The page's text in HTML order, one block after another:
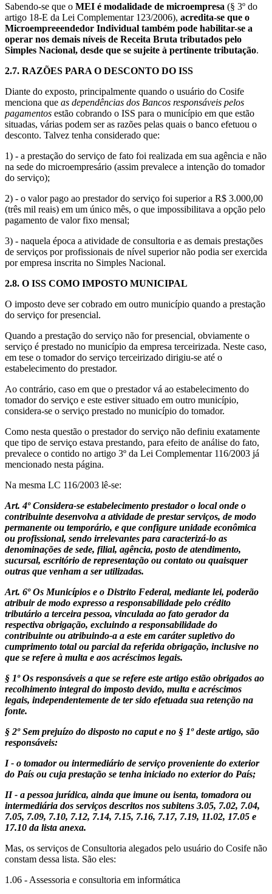
Sabendo-se que o MEI é modalidade de microempresa (§ 3º do
artigo 18-E da Lei Complementar 123/2006), acredita-se que o
Microempreeendedor Individual também pode habilitar-se a
operar nos demais níveis de Receita Bruta tributados pelo
Simples Nacional, desde que se sujeite à pertinente tributação.
2.7. RAZÕES PARA O DESCONTO DO ISS
Diante do exposto, principalmente quando o usuário do Cosife
menciona que as dependências dos Bancos responsáveis pelos
pagamentos estão cobrando o ISS para o município em que estão
situadas, várias podem ser as razões pelas quais o banco efetuou o
desconto. Talvez tenha considerado que:
1) - a prestação do serviço de fato foi realizada em sua agência e não
na sede do microempresário (assim prevalece a intenção do tomador
do serviço);
2) - o valor pago ao prestador do serviço foi superior a R$ 3.000,00
(três mil reais) em um único mês, o que impossibilitava a opção pelo
pagamento de valor fixo mensal;
3) - naquela época a atividade de consultoria e as demais prestações
de serviços por profissionais de nível superior não podia ser exercida
por empresa inscrita no Simples Nacional.
2.8. O ISS COMO IMPOSTO MUNICIPAL
O imposto deve ser cobrado em outro município quando a prestação
do serviço for presencial.
Quando a prestação do serviço não for presencial, obviamente o
serviço é prestado no município da empresa terceirizada. Neste caso,
em tese o tomador do serviço terceirizado dirigiu-se até o
estabelecimento do prestador.
Ao contrário, caso em que o prestador vá ao estabelecimento do
tomador do serviço e este estiver situado em outro município,
considera-se o serviço prestado no município do tomador.
Como nesta questão o prestador do serviço não definiu exatamente
que tipo de serviço estava prestando, para efeito de análise do fato,
prevalece o contido no artigo 3º da Lei Complementar 116/2003 já
mencionado nesta página.
Na mesma LC 116/2003 lê-se:
Art. 4º Considera-se estabelecimento prestador o local onde o
contribuinte desenvolva a atividade de prestar serviços, de modo
permanente ou temporário, e que configure unidade econômica
ou profissional, sendo irrelevantes para caracterizá-lo as
denominações de sede, filial, agência, posto de atendimento,
sucursal, escritório de representação ou contato ou quaisquer
outras que venham a ser utilizadas.
Art. 6º Os Municípios e o Distrito Federal, mediante lei, poderão
atribuir de modo expresso a responsabilidade pelo crédito
tributário a terceira pessoa, vinculada ao fato gerador da
respectiva obrigação, excluindo a responsabilidade do
contribuinte ou atribuindo-a a este em caráter supletivo do
cumprimento total ou parcial da referida obrigação, inclusive no
que se refere à multa e aos acréscimos legais.
§ 1º Os responsáveis a que se refere este artigo estão obrigados ao
recolhimento integral do imposto devido, multa e acréscimos
legais, independentemente de ter sido efetuada sua retenção na
fonte.
§ 2º Sem prejuízo do disposto no caput e no § 1º deste artigo, são
responsáveis:
I - o tomador ou intermediário de serviço proveniente do exterior
do País ou cuja prestação se tenha iniciado no exterior do País;
II - a pessoa jurídica, ainda que imune ou isenta, tomadora ou
intermediária dos serviços descritos nos subitens 3.05, 7.02, 7.04,
7.05, 7.09, 7.10, 7.12, 7.14, 7.15, 7.16, 7.17, 7.19, 11.02, 17.05 e
17.10 da lista anexa.
Mas, os serviços de Consultoria alegados pelo usuário do Cosife não
constam dessa lista. São eles:
1.06 - Assessoria e consultoria em informática